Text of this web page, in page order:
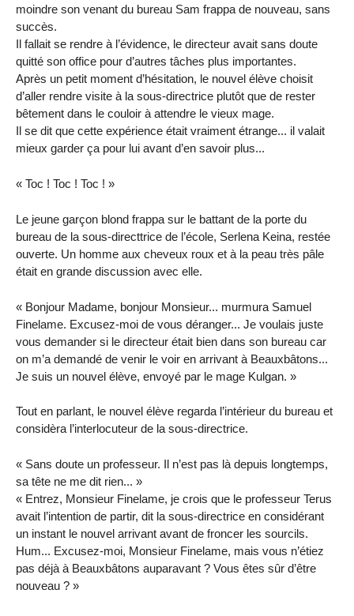
moindre son venant du bureau Sam frappa de nouveau, sans
succès.
Il fallait se rendre à l’évidence, le directeur avait sans doute
quitté son office pour d’autres tâches plus importantes.
Après un petit moment d’hésitation, le nouvel élève choisit
d’aller rendre visite à la sous-directrice plutôt que de rester
bêtement dans le couloir à attendre le vieux mage.
Il se dit que cette expérience était vraiment étrange... il valait
mieux garder ça pour lui avant d’en savoir plus...
« Toc ! Toc ! Toc ! »
Le jeune garçon blond frappa sur le battant de la porte du
bureau de la sous-directtrice de l’école, Serlena Keina, restée
ouverte. Un homme aux cheveux roux et à la peau très pâle
était en grande discussion avec elle.
« Bonjour Madame, bonjour Monsieur... murmura Samuel
Finelame. Excusez-moi de vous déranger... Je voulais juste
vous demander si le directeur était bien dans son bureau car
on m’a demandé de venir le voir en arrivant à Beauxbâtons...
Je suis un nouvel élève, envoyé par le mage Kulgan. »
Tout en parlant, le nouvel élève regarda l’intérieur du bureau et
considèra l’interlocuteur de la sous-directrice.
« Sans doute un professeur. Il n’est pas là depuis longtemps,
sa tête ne me dit rien... »
« Entrez, Monsieur Finelame, je crois que le professeur Terus
avait l’intention de partir, dit la sous-directrice en considérant
un instant le nouvel arrivant avant de froncer les sourcils.
Hum... Excusez-moi, Monsieur Finelame, mais vous n’étiez
pas déjà à Beauxbâtons auparavant ? Vous êtes sûr d’être
nouveau ? »